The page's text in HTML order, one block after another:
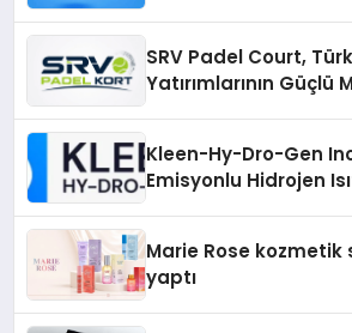
SRV Padel Court,
Yatırımlarının Güçlü
Kleen-Hy-Dro-Gen
Emisyonlu Hidrojen
Marie Rose
yaptı